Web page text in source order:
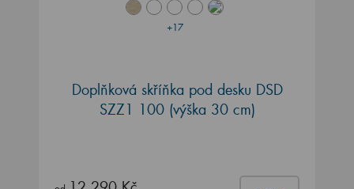
+17
Doplňková skříňka pod desku DSD
SZZ1 100 (výška 30 cm)